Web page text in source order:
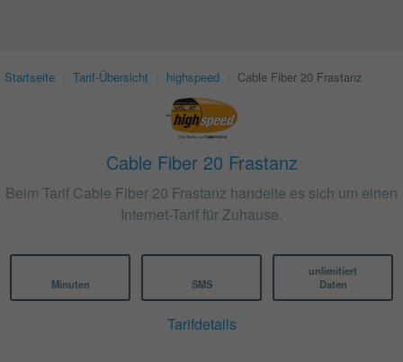
Startseite Tarif-Übersicht highspeed Cable Fiber 20 Frastanz
Cable Fiber 20 Frastanz
Beim Tarif Cable Fiber 20 Frastanz handelte es sich um einen
Internet-Tarif für Zuhause.
Minuten SMS
unlimitiert
Daten
Tarifdetails